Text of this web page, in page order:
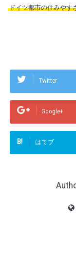
ドイツ都市の住みやす
Twitter
Google+
B! はてブ